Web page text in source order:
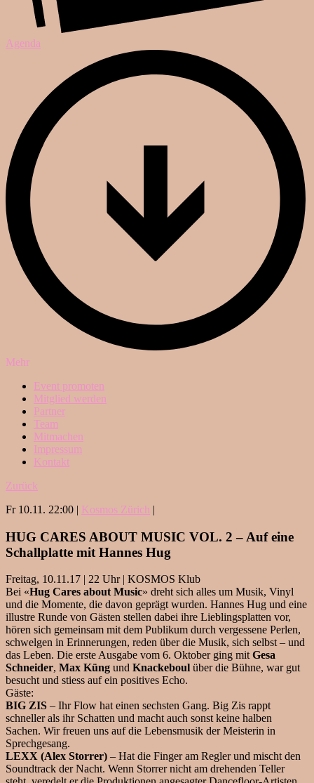
Agenda
Mehr
Event promoten
Mitglied werden
Partner
Team
Mitmachen
Impressum
Kontakt
Zurück
Fr 10.11. 22:00 | Kosmos Zürich |
HUG CARES ABOUT MUSIC VOL. 2 – Auf eine
Schallplatte mit Hannes Hug
Freitag, 10.11.17 | 22 Uhr | KOSMOS Klub
Bei «Hug Cares about Music» dreht sich alles um Musik, Vinyl
und die Momente, die davon geprägt wurden. Hannes Hug und eine
illustre Runde von Gästen stellen dabei ihre Lieblingsplatten vor,
hören sich gemeinsam mit dem Publikum durch vergessene Perlen,
schwelgen in Erinnerungen, reden über die Musik, sich selbst – und
das Leben. Die erste Ausgabe vom 6. Oktober ging mitGesa
Schneider, Max Küng und Knackeboul über die Bühne, war gut
besucht und stiess auf ein positives Echo.
Gäste:
BIG ZIS – Ihr Flow hat einen sechsten Gang. Big Zis rappt
schneller als ihr Schatten und macht auch sonst keine halben
Sachen. Wir freuen uns auf die Lebensmusik der Meisterin in
Sprechgesang.
LEXX (Alex Storrer) – Hat die Finger am Regler und mischt den
Soundtrack der Nacht. Wenn Storrer nicht am drehenden Teller